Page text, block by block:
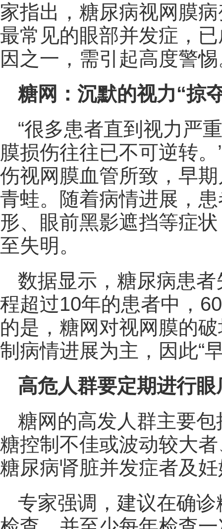
家指出，糖尿病视网膜
最常见的眼部并发症，
因之一，需引起高度警
糖网：沉默的视力“掠
“很多患者直到视力严
膜损伤往往已不可逆转
伤视网膜血管所致，早
青蛙。随着病情进展，
形、眼前黑影遮挡等症
至失明。
数据显示，糖尿病患
程超过10年的患者中，
的是，糖网对视网膜的
制病情进展为主，因此“
高危人群要定期进行眼
糖网的高发人群主要
糖控制不佳或波动较大
糖尿病肾脏并发症者及
专家强调，建议在确